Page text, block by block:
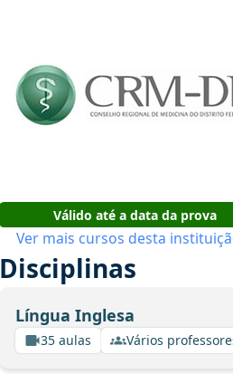
Válido até a data da prova
Ver mais cursos desta
Disciplinas
Língua Inglesa
35 aulas Vários